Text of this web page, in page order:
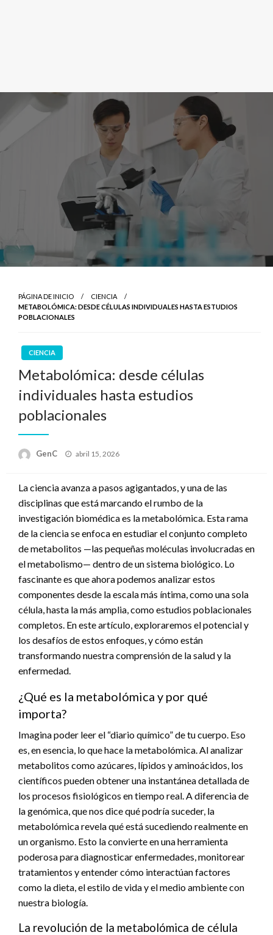
PÁGINA DE INICIO
CIENCIA
METABOLÓMICA: DESDE CÉLULAS INDIVIDUALES HASTA ESTUDIOS
POBLACIONALES
CIENCIA
Metabolómica: desde células
individuales hasta estudios
poblacionales
GenC
Publicado
abril 15, 2026
La ciencia avanza a pasos agigantados, y una de las
disciplinas que está marcando el rumbo de la
investigación biomédica es la metabolómica. Esta rama
de la ciencia se enfoca en estudiar el conjunto completo
de metabolitos —las pequeñas moléculas involucradas en
el metabolismo— dentro de un sistema biológico. Lo
fascinante es que ahora podemos analizar estos
componentes desde la escala más íntima, como una sola
célula, hasta la más amplia, como estudios poblacionales
completos. En este artículo, exploraremos el potencial y
los desafíos de estos enfoques, y cómo están
transformando nuestra comprensión de la salud y la
enfermedad.
¿Qué es la metabolómica y por qué
importa?
Imagina poder leer el “diario químico” de tu cuerpo. Eso
es, en esencia, lo que hace la metabolómica. Al analizar
metabolitos como azúcares, lípidos y aminoácidos, los
científicos pueden obtener una instantánea detallada de
los procesos fisiológicos en tiempo real. A diferencia de
la genómica, que nos dice qué podría suceder, la
metabolómica revela qué está sucediendo realmente en
un organismo. Esto la convierte en una herramienta
poderosa para diagnosticar enfermedades, monitorear
tratamientos y entender cómo interactúan factores
como la dieta, el estilo de vida y el medio ambiente con
nuestra biología.
La revolución de la metabolómica de célula